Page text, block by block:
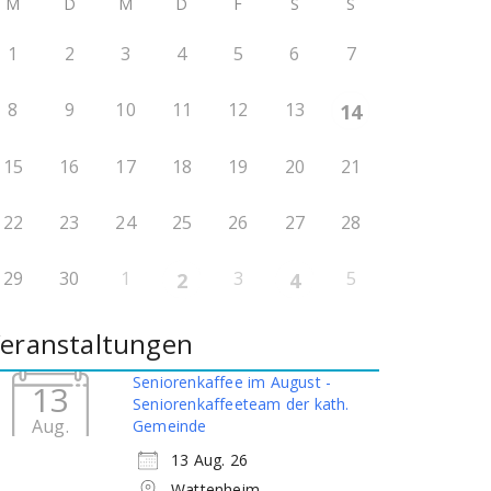
1 2 3 4 5 6 7
8 9 10 11 12 13 14
15 16 17 18 19 20 21
22 23 24 25 26 27 28
29 30 1 2 3 4 5
13
Aug.
Seniorenkaffee im August -
Seniorenkaffeeteam der kath.
Gemeinde
13 Aug. 26